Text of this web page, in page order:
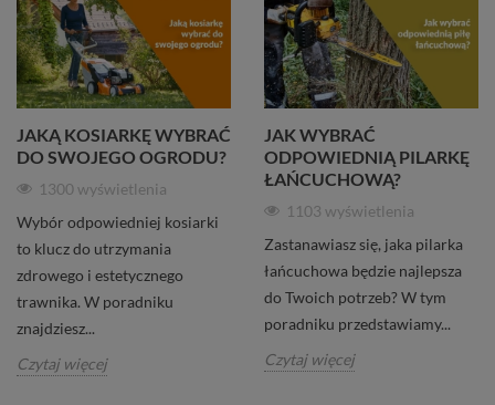
JAKĄ KOSIARKĘ WYBRAĆ
DO SWOJEGO OGRODU?
1300 wyświetlenia
Wybór odpowiedniej kosiarki
to klucz do utrzymania
zdrowego i estetycznego
trawnika. W poradniku
znajdziesz...
Czytaj więcej
JAK WYBRAĆ
ODPOWIEDNIĄ PILARKĘ
ŁAŃCUCHOWĄ?
1103 wyświetlenia
Zastanawiasz się, jaka pilarka
łańcuchowa będzie najlepsza
do Twoich potrzeb? W tym
poradniku przedstawiamy...
Czytaj więcej